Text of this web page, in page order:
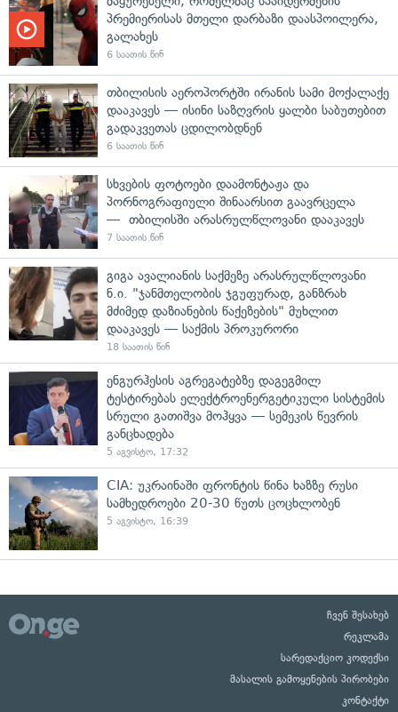
პრემიერისას მთელი დარბაზი დაასპოილერა,
გალახეს
6 საათის წინ
თბილისის აეროპორტში ირანის სამი მოქალაქე
დააკავეს — ისინი საზღვრის ყალბი საბუთებით
გადაკვეთას ცდილობდნენ
6 საათის წინ
სხვების ფოტოები დაამონტაჟა და
პორნოგრაფიული შინაარსით გაავრცელა
— თბილისში არასრულწლოვანი დააკავეს
7 საათის წინ
გიგა ავალიანის საქმეზე არასრულწლოვანი
ნ.ი. "ჯანმთელობის ჯგუფურად, განზრახ
მძიმედ დაზიანების წაქეზების" მუხლით
დააკავეს — საქმის პროკურორი
18 საათის წინ
ენგურჰესის აგრეგატებზე დაგეგმილ
ტესტირებას ელექტროენერგეტიკული სისტემის
სრული გათიშვა მოჰყვა — სემეკის წევრის
განცხადება
5 აგვისტო, 17:32
CIA: უკრაინაში ფრონტის წინა ხაზზე რუსი
სამხედროები 20-30 წუთს ცოცხლობენ
5 აგვისტო, 16:39
ჩვენ შესახებ
რეკლამა
სარედაქციო კოდექსი
მასალის გამოყენების პირობები
კონტაქტი